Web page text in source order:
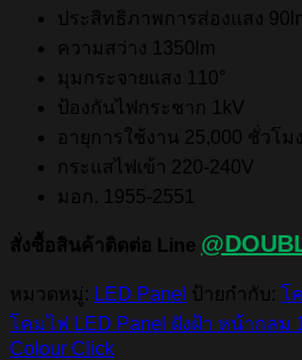
ประสิทธิภาพการส่องแสง
ความสว่าง 1350lm
มุมกระจายแสง 110°
ป้องกันไฟกระชาก 1kV
อายุการใช้งาน 25,000 ชั่วโมง
กระแสไฟเข้า 220-240V
มอก. 1955-2551
สั่งซื้อสินค้าติดต่อ Line
หมวดหมู่: LED Panel ป้ายกำกับ: โ
โคมไฟ LED Panel ฝังฝ้า หน้ากลม
Colour Click